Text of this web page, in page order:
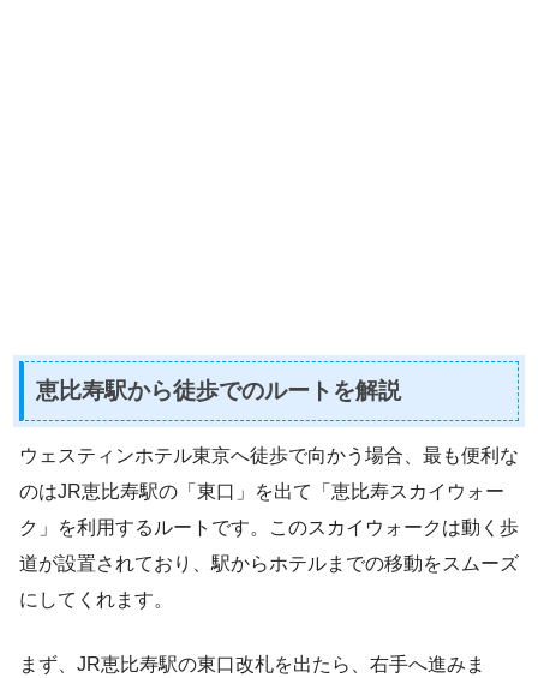
恵比寿駅から徒歩でのルートを解説
ウェスティンホテル東京へ徒歩で向かう場合、最も便利な
のはJR恵比寿駅の「東口」を出て「恵比寿スカイウォー
ク」を利用するルートです。このスカイウォークは動く歩
道が設置されており、駅からホテルまでの移動をスムーズ
にしてくれます。
まず、JR恵比寿駅の東口改札を出たら、右手へ進みま